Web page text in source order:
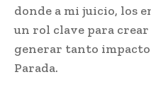
donde a mi juicio, los
un rol clave para
generar tanto impacto
Parada.